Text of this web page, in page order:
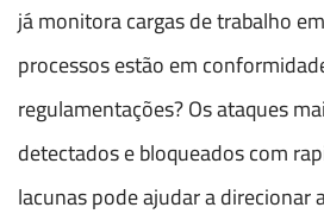
já monitora cargas de trabalho
processos estão em
regulamentações? Os ataques
detectados e bloqueados com
lacunas pode ajudar a direcionar